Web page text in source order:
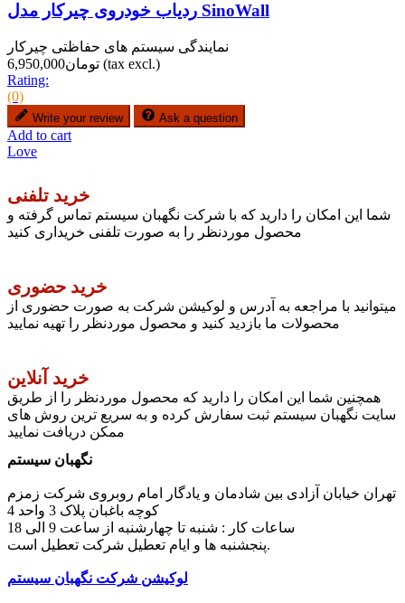
ردیاب خودروی چیرکار مدل SinoWall
نمایندگی سیستم های حفاظتی چیرکار
تومان6,950,000 (tax excl.)
Rating:
(0)
Write your review Ask a question
Add to cart
Love
خرید تلفنی
شما این امکان را دارید که با شرکت نگهبان سیستم تماس گرفته و
محصول موردنظر را به صورت تلفنی خریداری کنید
خرید حضوری
میتوانید با مراجعه به آدرس و لوکیشن شرکت به صورت حضوری از
محصولات ما بازدید کنید و محصول موردنظر را تهیه نمایید
خرید آنلاین
همچنین شما این امکان را دارید که محصول موردنظر را از طریق
سایت نگهبان سیستم ثبت سفارش کرده و به سریع ترین روش های
ممکن دریافت نمایید
نگهبان سیستم
تهران خیابان آزادی بین شادمان و یادگار امام روبروی شرکت زمزم
کوچه باغبان پلاک 3 واحد 4
پنجشنبه ها و ایام تعطیل شرکت تعطیل است.
لوکیشن شرکت نگهبان سیستم